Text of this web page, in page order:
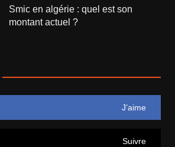
Smic en algérie : quel est son
montant actuel ?
J’aime
Suivre